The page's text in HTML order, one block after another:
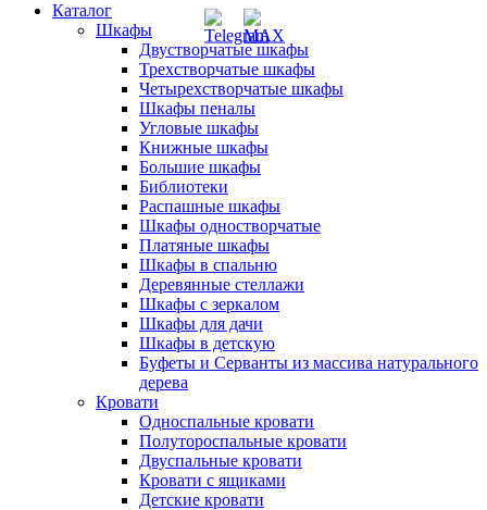
Каталог
Шкафы
Двустворчатые шкафы
Трехстворчатые шкафы
Четырехстворчатые шкафы
Шкафы пеналы
Угловые шкафы
Книжные шкафы
Большие шкафы
Библиотеки
Распашные шкафы
Шкафы одностворчатые
Платяные шкафы
Шкафы в спальню
Деревянные стеллажи
Шкафы с зеркалом
Шкафы для дачи
Шкафы в детскую
Буфеты и Серванты из массива натурального
дерева
Кровати
Односпальные кровати
Полутороспальные кровати
Двуспальные кровати
Кровати с ящиками
Детские кровати